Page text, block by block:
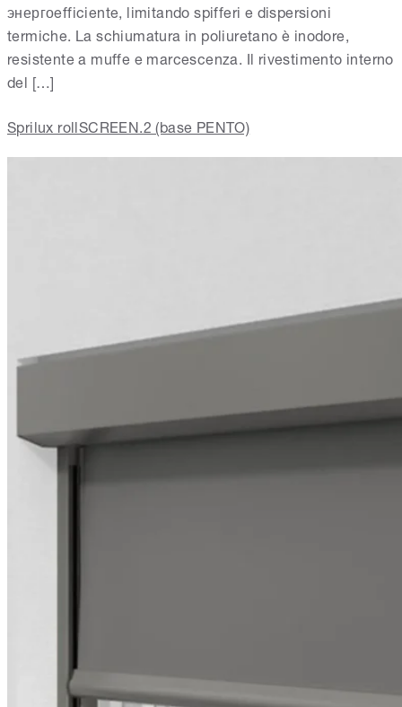
энергоefficiente, limitando spifferi e dispersioni
termiche. La schiumatura in poliuretano è inodore,
resistente a muffe e marcescenza. Il rivestimento interno
del […]
Sprilux rollSCREEN.2 (base PENTO)